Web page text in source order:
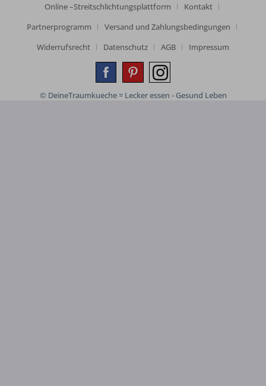
Online –Streitschlichtungsplattform
Kontakt
Partnerprogramm
Versand und Zahlungsbedingungen
Widerrufsrecht
Datenschutz AGB Impressum
© DeineTraumkueche = Lecker essen - Gesund Leben